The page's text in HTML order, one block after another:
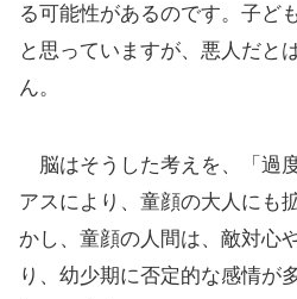
る可能性があるのです。子ど
と思っていますが、悪人だと
ん。
脳はそうした考えを、「過
アスにより、童顔の大人にも
かし、童顔の人間は、敵対心
り、幼少期に否定的な感情が